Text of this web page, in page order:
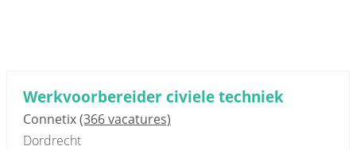
Werkvoorbereider civiele techniek
Connetix(366 vacatures)
Dordrecht